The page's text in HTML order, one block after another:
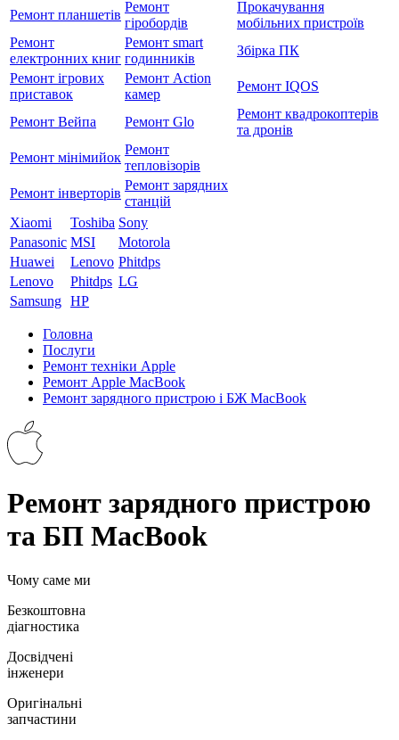
Ремонт планшетів
Ремонт
гіробордів
Прокачування
мобільних пристроїв
Ремонт
електронних книг
Ремонт smart
годинників
Збірка ПК
Ремонт ігрових
приставок
Ремонт Action
камер
Ремонт IQOS
Ремонт Вейпа Ремонт Glo
Ремонт квадрокоптерів
та дронів
Ремонт мiнiмийок
Ремонт
тепловізорів
Ремонт інверторів
Ремонт зарядних
станцій
Xiaomi
Toshiba Sony
Panasonic MSI
Motorola
Huawei
Lenovo Phitdps
Lenovo
Phitdps LG
Samsung HP
Головна
Послуги
Ремонт техніки Apple
Ремонт Apple MacBook
Ремонт зарядного пристрою і БЖ MacBook
Ремонт зарядного пристрою
та БП MacBook
Чому саме ми
Безкоштовна
діагностика
Досвідчені
інженери
Оригінальні
запчастини